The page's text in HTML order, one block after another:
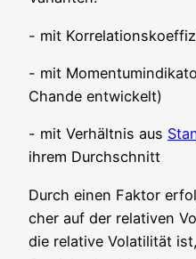
- mit
- mit
Chan­de entwickelt)
- mit Ver­hält­nis aus
ihrem Durchschnitt
Durch einen Fak­tor
cher auf der rela­ti­ven
die rela­ti­ve Vola­ti­li­tät